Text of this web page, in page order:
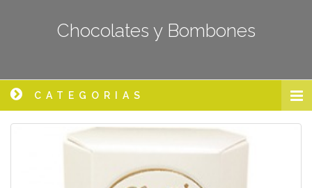
Chocolates y Bombones
CATEGORIAS